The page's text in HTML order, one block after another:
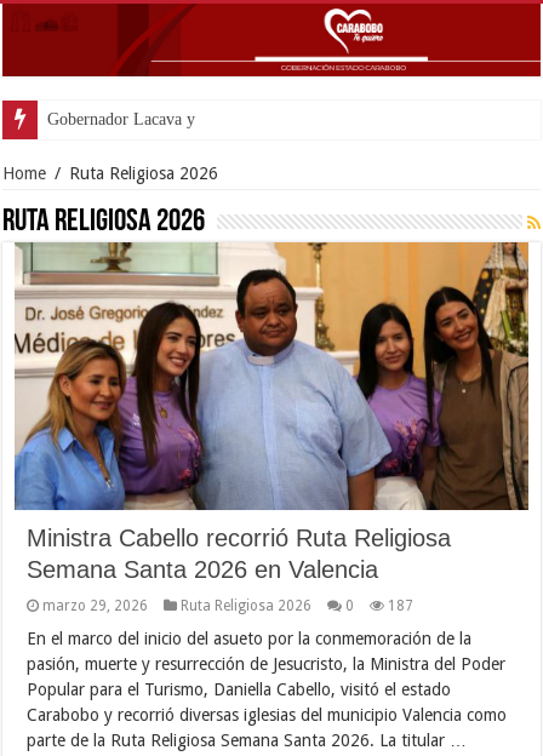
Gobernador Lacava y Alcaldes
Home / Ruta Religiosa 2026
Ruta Religiosa 2026
Ministra Cabello recorrió Ruta Religiosa
Semana Santa 2026 en Valencia
marzo 29, 2026 Ruta Religiosa 2026 0 187
En el marco del inicio del asueto por la conmemoración de la
pasión, muerte y resurrección de Jesucristo, la Ministra del Poder
Popular para el Turismo, Daniella Cabello, visitó el estado
Carabobo y recorrió diversas iglesias del municipio Valencia como
parte de la Ruta Religiosa Semana Santa 2026. La titular …